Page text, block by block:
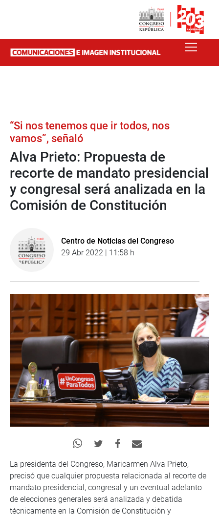
“Si nos tenemos que ir todos, nos
vamos”, señaló
Alva Prieto: Propuesta de
recorte de mandato presidencial
y congresal será analizada en la
Comisión de Constitución
Centro de Noticias del Congreso
29 Abr 2022 | 11:58 h
La presidenta del Congreso, Maricarmen Alva Prieto,
precisó que cualquier propuesta relacionada al recorte de
mandato presidencial, congresal y un eventual adelanto
de elecciones generales será analizada y debatida
técnicamente en la Comisión de Constitución y